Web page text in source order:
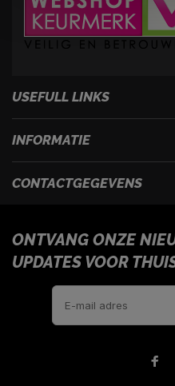
USEFULL LINKS
INFORMATIE
CONTACTGEGEVENS
ONTVANG ONZE
UPDATES VOOR